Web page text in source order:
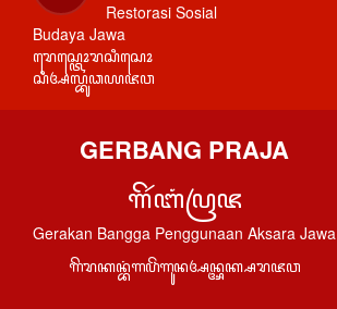
Restorasi Sosial
Budaya Jawa
ꦫꦺꦱ꧀ꦠꦺꦴꦫꦱꦶꦱꦺꦴ
ꦱꦶꦄꦭ꧀ꦧꦸꦣꦪꦗꦮ
GERBANG PRAJA
ꦒꦼꦂꦧꦁꦥꦿꦗ
Gerakan Bangga Penggunaan Aksara Jawa
ꦒꦼꦫꦏꦤ꧀ꦧꦁꦒꦥꦼꦁꦒꦸꦤꦄꦤ꧀ꦄꦏ꧀ꦱꦫꦗꦮ